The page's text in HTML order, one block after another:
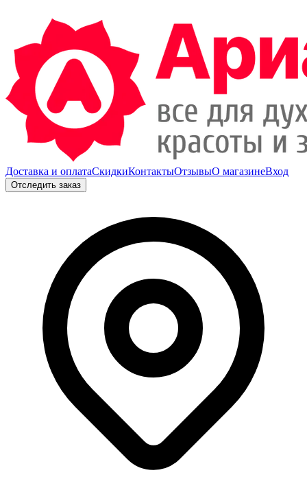
Доставка и оплатаСкидкиКонтактыОтзывыО магазинеВход
Отследить заказ